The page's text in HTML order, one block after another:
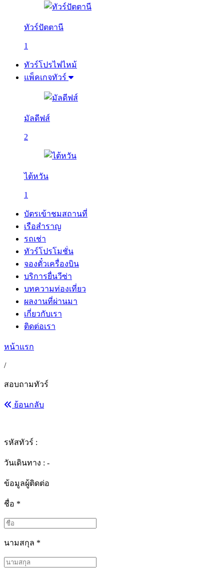
ทัวร์ปัตตานี
1
ทัวร์โปรไฟไหม้
แพ็คเกจทัวร์
มัลดีฟส์
2
ไต้หวัน
1
บัตรเข้าชมสถานที่
เรือสำราญ
รถเช่า
ทัวร์โปรโมชั่น
จองตั๋วเครื่องบิน
บริการยื่นวีซ่า
บทความท่องเที่ยว
ผลงานที่ผ่านมา
เกี่ยวกับเรา
ติดต่อเรา
หน้าแรก
/
สอบถามทัวร์
ย้อนกลับ
รหัสทัวร์ :
วันเดินทาง : -
ข้อมูลผู้ติดต่อ
ชื่อ *
นามสกุล *